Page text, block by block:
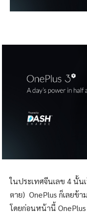
ในประเทศจีนเลข 4 นั้น
ตาย) OnePlus ก็เลยข้
โดยก่อนหน้านี้